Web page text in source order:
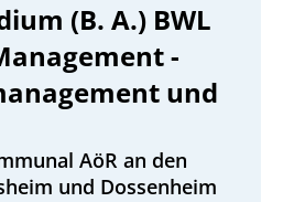
(B. A.) BWL
-
und
AöR an den
und Dossenheim